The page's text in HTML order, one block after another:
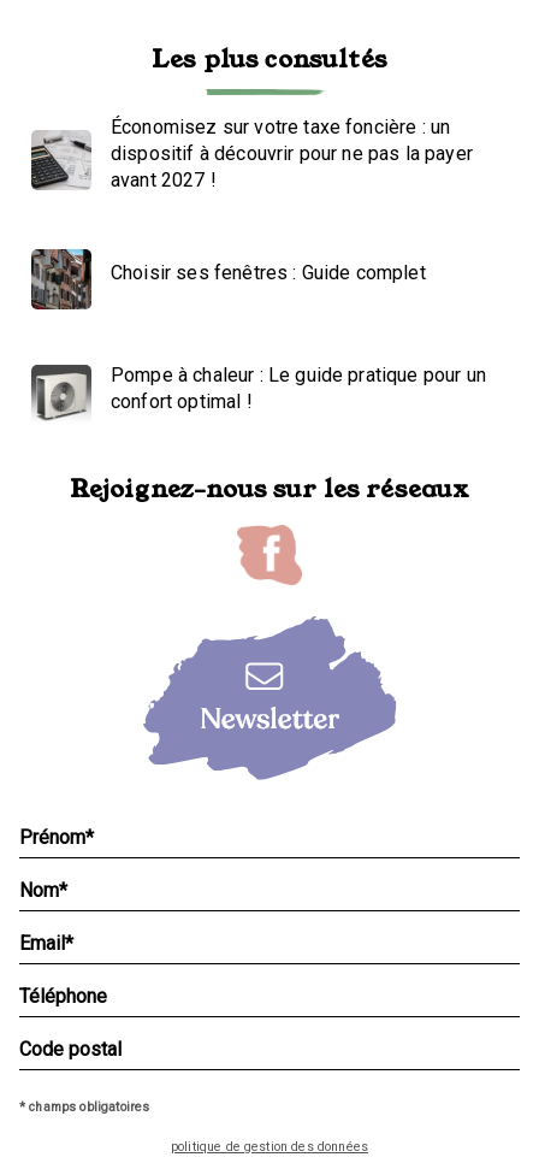
Les plus consultés
Économisez sur votre taxe foncière : un
dispositif à découvrir pour ne pas la payer
avant 2027 !
Choisir ses fenêtres : Guide complet
Pompe à chaleur : Le guide pratique pour un
confort optimal !
Rejoignez-nous sur les réseaux
* champs obligatoires
politique de gestion des données